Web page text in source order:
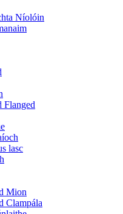
Níolóin
Flanged
lasc
Mion
Clampála